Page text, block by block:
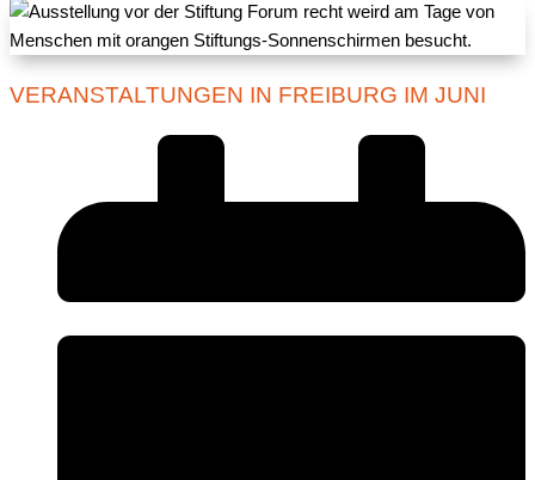
VERANSTALTUNGEN IN FREIBURG IM JUNI